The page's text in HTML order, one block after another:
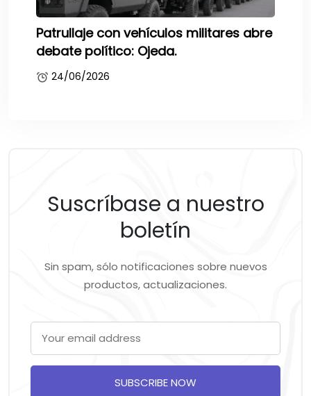
Patrullaje con vehículos militares abre
debate político: Ojeda.
24/06/2026
Suscríbase a nuestro
boletín
Sin spam, sólo notificaciones sobre nuevos
productos, actualizaciones.
SUBSCRIBE NOW